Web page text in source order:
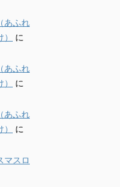
あふれ
に
あふれ
に
あふれ
に
マスロ